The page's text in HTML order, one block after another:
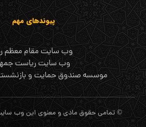
پیوندهای مهم
وب سایت مقام معظم
وب سایت ریاست
موسسه صندوق حمایت و
© تمامی حقوق مادی و معنوی این وب